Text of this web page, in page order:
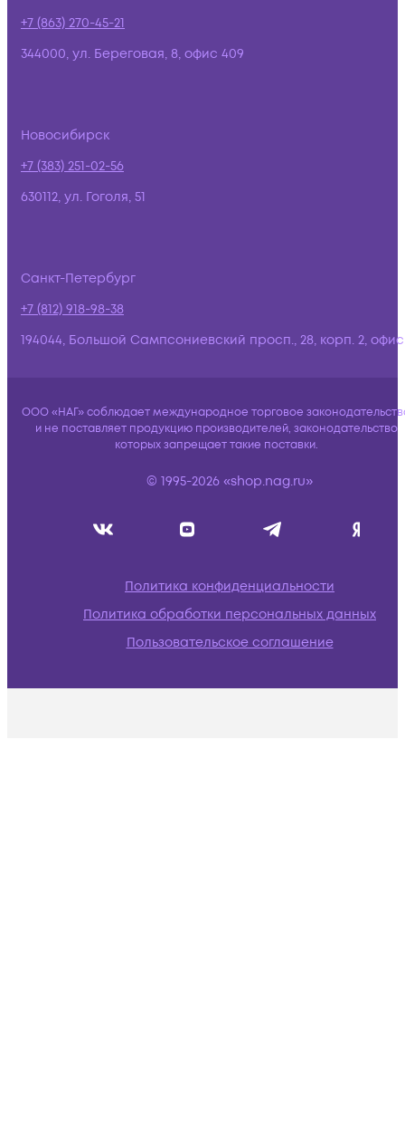
+7 (863) 270-45-21
344000, ул. Береговая, 8, офис 409
Новосибирск
+7 (383) 251-02-56
630112, ул. Гоголя, 51
Санкт-Петербург
+7 (812) 918-98-38
194044, Большой Сампсониевский просп., 28, корп. 2,
ООО «НАГ» соблюдает международное торговое
и не поставляет продукцию производителей, законодательство
которых запрещает такие поставки.
© 1995-2026 «shop.nag.ru»
Политика конфиденциальности
Политика обработки персональных данных
Пользовательское соглашение